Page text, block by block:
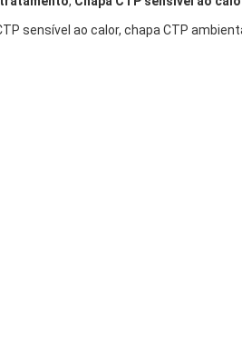
sensível ao calor, chapa CTP